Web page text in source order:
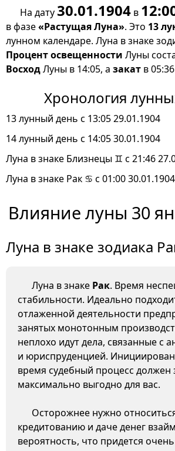
На дату30.01.1904 в
в фазе«Растущая Луна». Это 13
лунном календаре. Луна в знаке
Процент освещенности Луны
ВосходЛуны в 14:05, а закат в
Хронология
13 лунный день с 13:05 29.01.1904
14 лунный день с 14:05 30.01.1904
Луна в знаке Близнецы ♊ с 21:46
Луна в знаке Рак ♋ с 01:00 30.01.1904
Влияние луны 30
Луна в знаке зодиака
Луна в знаке Рак. Время
стабильности. Идеально
отлаженной деятельности
занятых монотонным
неплохо идут дела, связанные с
и юриспруденцией.
время судебный процесс должен
максимально выгодно для вас.
Осторожнее нужно
кредитованию и даче денег
вероятность, что придется